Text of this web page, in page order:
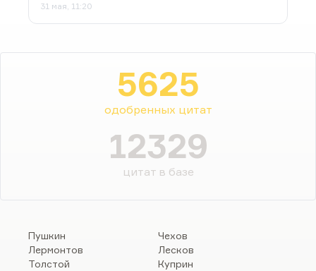
31 мая, 11:20
5625
одобренных цитат
12329
цитат в базе
Пушкин
Лермонтов
Толстой
Чехов
Лесков
Куприн